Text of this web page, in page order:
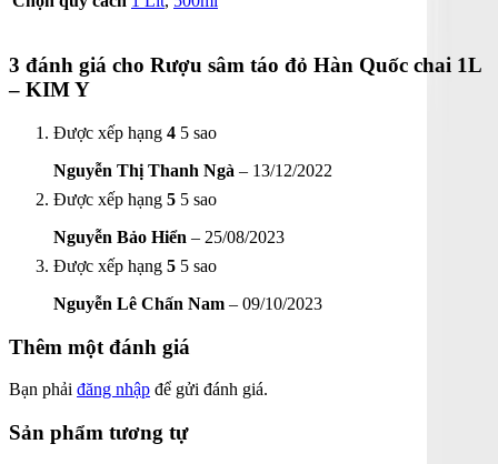
3 đánh giá cho Rượu sâm táo đỏ Hàn Quốc chai 1L
– KIM Y
Được xếp hạng 4 5 sao
Nguyễn Thị Thanh Ngà – 13/12/2022
Được xếp hạng 5 5 sao
Nguyễn Bảo Hiển – 25/08/2023
Được xếp hạng 5 5 sao
Nguyễn Lê Chấn Nam – 09/10/2023
Thêm một đánh giá
Bạn phải đăng nhập để gửi đánh giá.
Sản phẩm tương tự